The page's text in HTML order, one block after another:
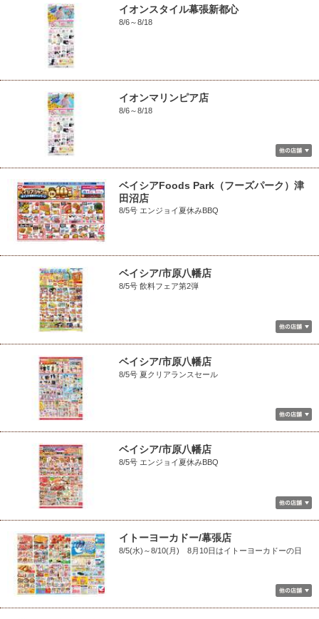
イオンスタイル幕張新都心
8/6～8/18
イオンマリンピア店
8/6～8/18
ベイシアFoods Park（フーズパーク）津
田沼店
8/5号 エンジョイ夏休みBBQ
ベイシア/市原八幡店
8/5号 飲料フェア第2弾
ベイシア/市原八幡店
8/5号 夏クリアランスセール
ベイシア/市原八幡店
8/5号 エンジョイ夏休みBBQ
イトーヨーカドー/幕張店
8/5(水)～8/10(月) 8月10日はイトーヨーカドーの日